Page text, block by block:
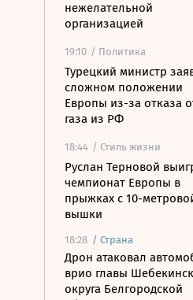
нежелательной
организацией
19:10 / Политика
Турецкий министр
сложном положении
Европы из-за отказа
газа из РФ
18:44 / Стиль жизни
Руслан Терновой
чемпионат Европы в
прыжках с 10-
вышки
18:28 / Страна
Дрон атаковал
врио главы
округа Белгородской